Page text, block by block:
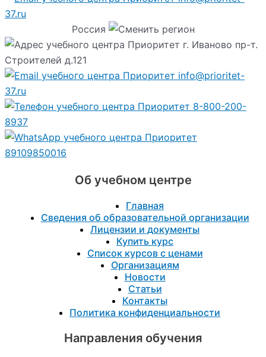
37.ru
Россия
г. Иваново пр-т.
Строителей д.121
info@prioritet-
37.ru
8-800-200-
8937
89109850016
Об учебном центре
Главная
Сведения об образовательной организации
Лицензии и документы
Купить курс
Список курсов с ценами
Организациям
Новости
Статьи
Контакты
Политика конфиденциальности
Направления обучения